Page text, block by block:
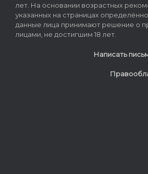
лет. На основании возрастных
указанных на страницах
данные лица принимают решение о
лицами, не достигшим 18 лет.
Написать